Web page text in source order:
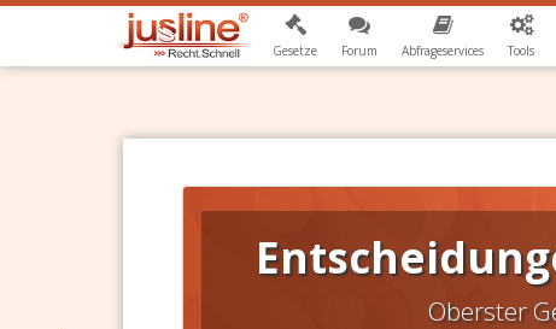
Gesetze Forum Abfrageservices Tools
Oberster